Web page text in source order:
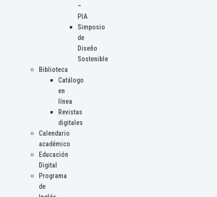
–
PIA
Simposio
de
Diseño
Sostenible
Biblioteca
Catálogo
en
línea
Revistas
digitales
Calendario
académico
Educación
Digital
Programa
de